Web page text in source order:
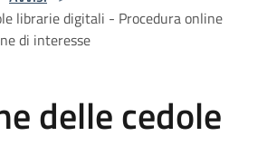
librarie digitali - Procedura online
di interesse
delle cedole